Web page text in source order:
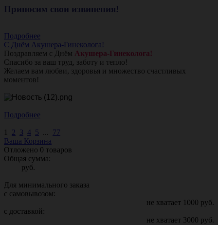
Приносим свои извинения!
Подробнее
С Днём Акушера-Гинеколога!
Поздравляем с Днём Акушера-Гинеколога!
Спасибо за ваш труд, заботу и тепло!
Желаем вам любви, здоровья и множество счастливых
моментов!
Подробнее
1 2 3 4 5 ... 77
Ваша Корзина
Отложено 0 товаров
Общая сумма:
руб.
Для минимального заказа
с самовывозом:
не хватает 1000 руб.
с доставкой:
не хватает 3000 руб.